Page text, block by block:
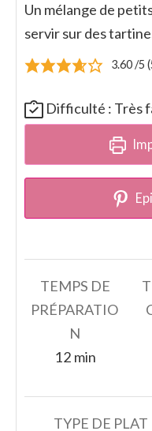
Un mélange de
servir sur des
3.60/5 (
Difficulté : Très
TEMPS DE
PRÉPARATIO
N
12minutes
min
TYPE DE PLAT